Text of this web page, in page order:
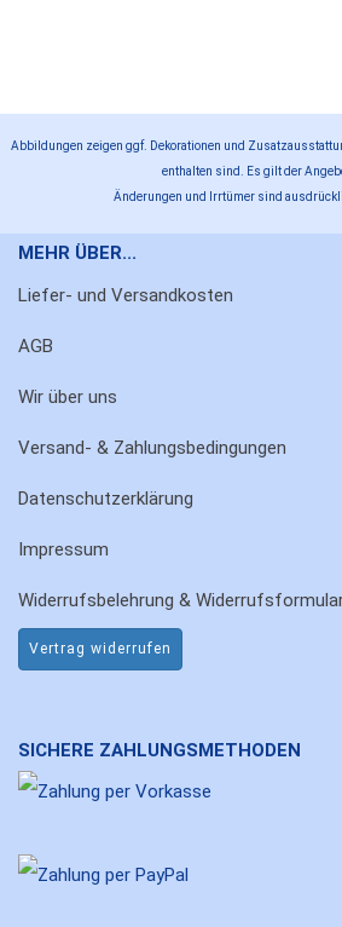
Abbildungen zeigen ggf. Dekorationen und
enthalten sind. Es gilt der
Änderungen und Irrtümer sind
MEHR ÜBER...
Liefer- und Versandkosten
AGB
Wir über uns
Versand- & Zahlungsbedingungen
Datenschutzerklärung
Impressum
Widerrufsbelehrung &
Vertrag widerrufen
SICHERE ZAHLUNGSMETHODEN